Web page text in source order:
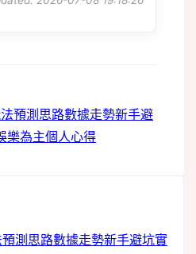
預測思路數據走勢新手避
樂為主個人心得
預測思路數據走勢新手避坑實